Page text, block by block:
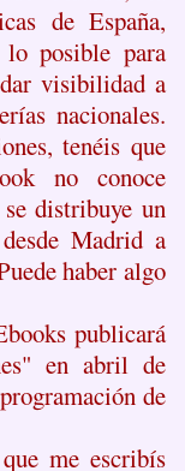
de España,
lo posible para
visibilidad a
nacionales.
tenéis que
no conoce
distribuye un
Madrid a
haber algo
publicará
en abril de
de
me escribís